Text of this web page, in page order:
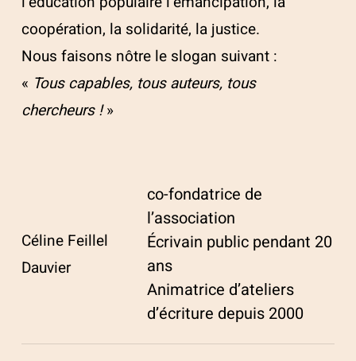
coopération, la solidarité, la justice.
Nous faisons nôtre le slogan suivant :
« Tous capables, tous auteurs, tous
chercheurs !»
Céline Feillel
Dauvier
co-fondatrice de
l’association
Écrivain public pendant 20
ans
Animatrice d’ateliers
d’écriture depuis 2000